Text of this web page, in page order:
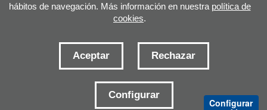
NTUB
hábitos de navegación. Más información en nuestra política de
cookies.
Aceptar Rechazar
Configurar
Configurar